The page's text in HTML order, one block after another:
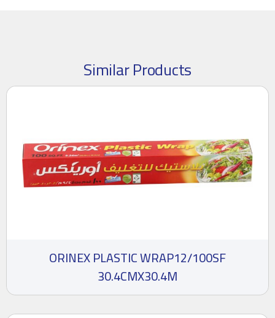
Similar Products
ORINEX PLASTIC WRAP12/100SF
30.4CMX30.4M